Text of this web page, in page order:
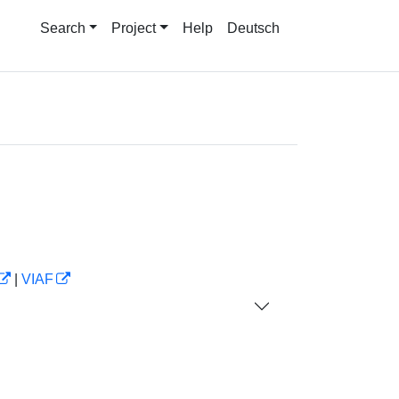
Search Project Help Deutsch
VIAF